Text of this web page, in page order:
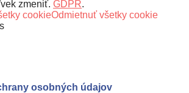
zmeniť. GDPR.
cookieOdmietnuť všetky cookie
osobných údajov